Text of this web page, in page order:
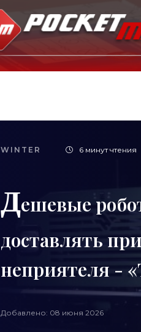
WINTER 6 минут чтения
Дешевые
доставлять
неприятеля -
Добавлено: 08 июня 2026